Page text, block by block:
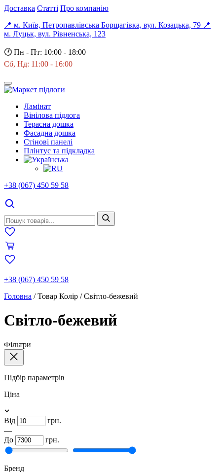
Доставка Статті Про компанію
📍 м. Київ, Петропавлівська Борщагівка, вул. Козацька, 79 📍
м. Луцьк, вул. Рівненська, 123
🕐 Пн - Пт: 10:00 - 18:00
Сб, Нд: 11:00 - 16:00
Ламінат
Вінілова підлога
Терасна дошка
Фасадна дошка
Стінові панелі
Плінтус та підкладка
+38 (067) 450 59 58
+38 (067) 450 59 58
Головна /Товар Колір /Світло-бежевий
Світло-бежевий
Фільтри
Підбір параметрів
Ціна
Від
грн.
—
До
грн.
Бренд